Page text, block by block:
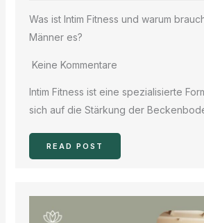
Was ist Intim Fitness und warum
Männer es?
Keine Kommentare
Intim Fitness ist eine spezialisierte
sich auf die Stärkung der
READ POST